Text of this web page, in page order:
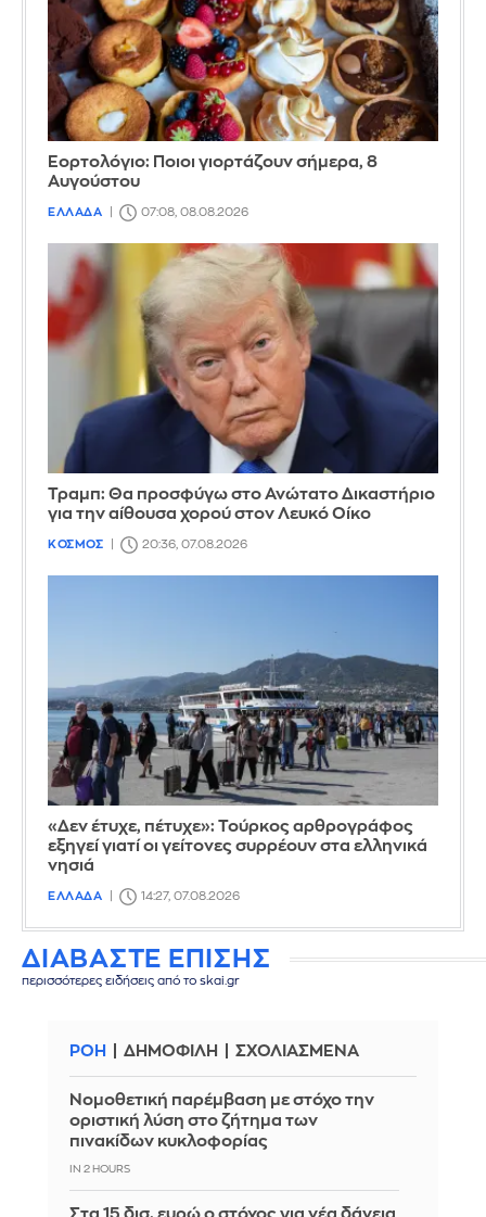
Εορτολόγιο: Ποιοι γιορτάζουν σήμερα, 8
Αυγούστου
ΕΛΛΑΔΑ 07:08, 08.08.2026
Τραμπ: Θα προσφύγω στο Ανώτατο Δικαστήριο
για την αίθουσα χορού στον Λευκό Οίκο
ΚΟΣΜΟΣ 20:36, 07.08.2026
«Δεν έτυχε, πέτυχε»: Τούρκος αρθρογράφος
εξηγεί γιατί οι γείτονες συρρέουν στα ελληνικά
νησιά
ΕΛΛΑΔΑ 14:27, 07.08.2026
ΔΙΑΒΑΣΤΕ ΕΠΙΣΗΣ
περισσότερες ειδήσεις από το skai.gr
ΡΟΗ ΔΗΜΟΦΙΛΗ ΣΧΟΛΙΑΣΜΕΝΑ
Νομοθετική παρέμβαση με στόχο την
οριστική λύση στο ζήτημα των
πινακίδων κυκλοφορίας
IN 2 HOURS